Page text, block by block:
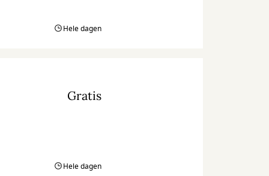
Hele dagen
Gratis
Hele dagen